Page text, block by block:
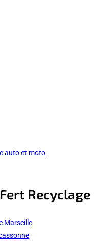
auto et moto
Recyclage
Marseille